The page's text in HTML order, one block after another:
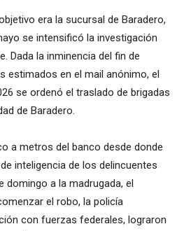
era la sucursal de Baradero,
se intensificó la investigación
Dada la inminencia del fin de
estimados en el mail anónimo, el
se ordenó el traslado de brigadas
de Baradero.
a metros del banco desde donde
inteligencia de los delincuentes
domingo a la madrugada, el
el robo, la policía
con fuerzas federales, lograron